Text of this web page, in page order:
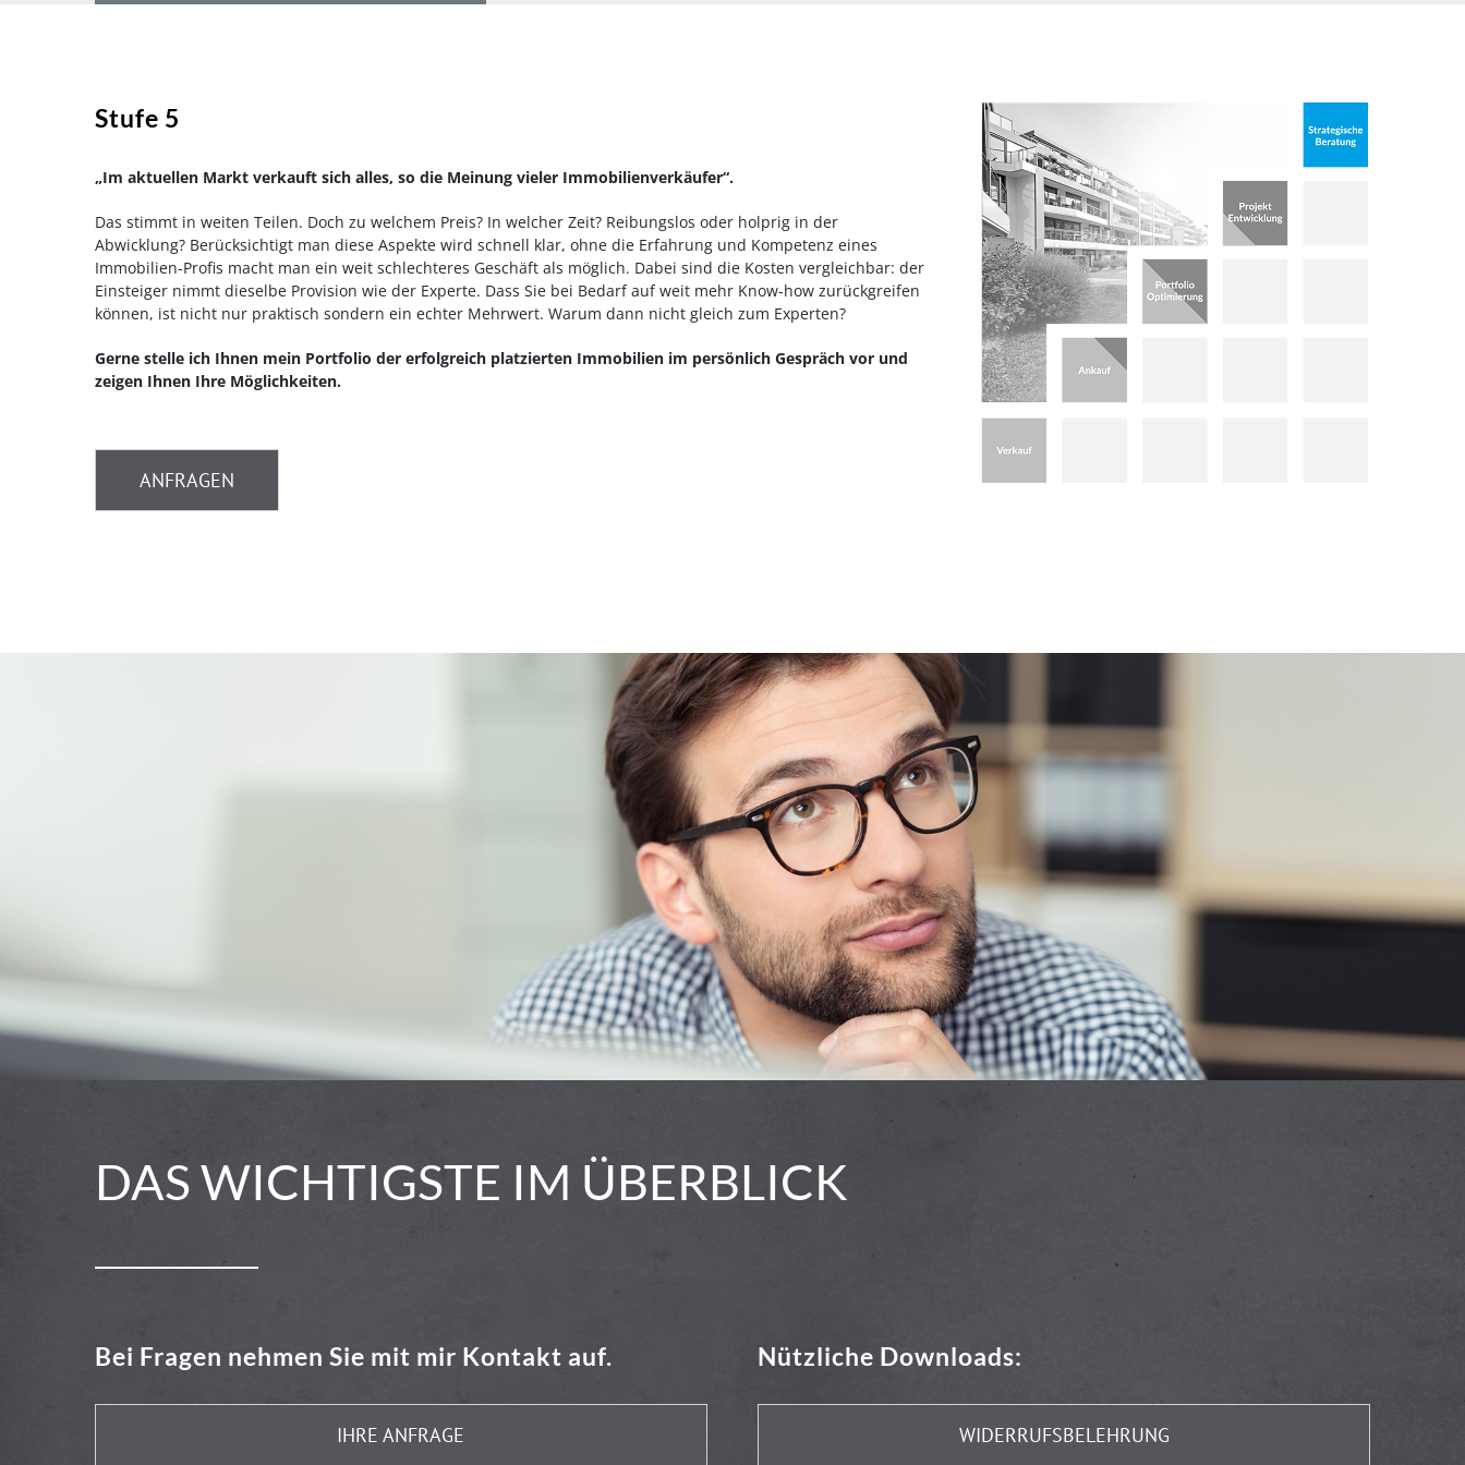
Stufe 5
„Im aktuellen Markt verkauft sich alles, so die Meinung vieler Immobilienverkäufer“.
Das stimmt in weiten Teilen. Doch zu welchem Preis? In welcher Zeit? Reibungslos oder holprig in der
Abwicklung? Berücksichtigt man diese Aspekte wird schnell klar, ohne die Erfahrung und Kompetenz eines
Immobilien-Profis macht man ein weit schlechteres Geschäft als möglich. Dabei sind die Kosten vergleichbar: der
Einsteiger nimmt dieselbe Provision wie der Experte. Dass Sie bei Bedarf auf weit mehr Know-how zurückgreifen
können, ist nicht nur praktisch sondern ein echter Mehrwert. Warum dann nicht gleich zum Experten?
Gerne stelle ich Ihnen mein Portfolio der erfolgreich platzierten Immobilien im persönlich Gespräch vor und
zeigen Ihnen Ihre Möglichkeiten.
ANFRAGEN
DAS WICHTIGSTE IM ÜBERBLICK
Bei Fragen nehmen Sie mit mir Kontakt auf.
IHRE ANFRAGE
Nützliche Downloads:
WIDERRUFSBELEHRUNG